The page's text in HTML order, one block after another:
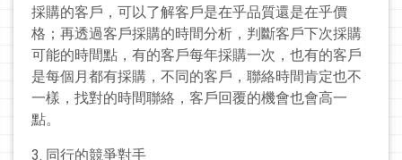
採購的客戶，可以了解客戶是在乎品質還是在乎價
格；再透過客戶採購的時間分析，判斷客戶下次採購
可能的時間點，有的客戶每年採購一次，也有的客戶
是每個月都有採購，不同的客戶，聯絡時間肯定也不
一樣，找對的時間聯絡，客戶回覆的機會也會高一
點。
3. 同行的競爭對手